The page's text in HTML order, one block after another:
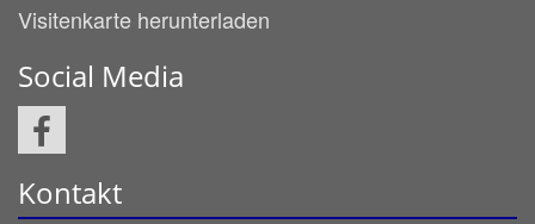
Visitenkarte herunterladen
Social Media
Kontakt